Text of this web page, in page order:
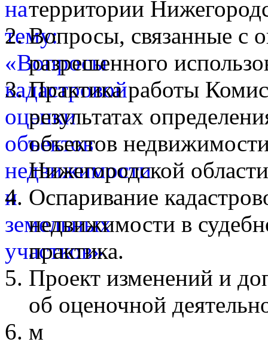
территории
Вопросы, связанные с
разрешенного
Практика работы
результатах
объектов
Нижегородской
Оспаривание
недвижимости в
практика.
Проект изменений и
об оценочной
м